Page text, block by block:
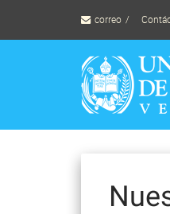
content
correo